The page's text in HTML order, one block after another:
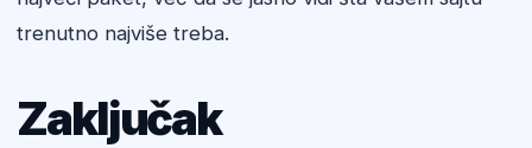
trenutno najviše treba.
Zaključak